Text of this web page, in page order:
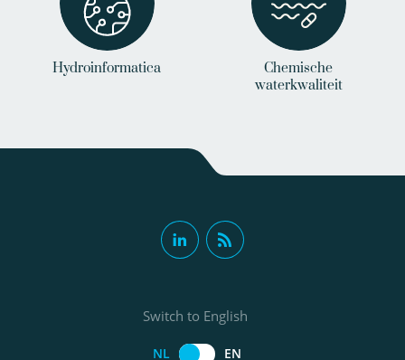
Hydroinformatica
Chemische
waterkwaliteit
Switch to English
NL EN